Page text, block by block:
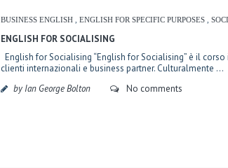
BUSINESS ENGLISH ENGLISH FOR SPECIFIC PURPOSES
ENGLISH FOR SOCIALISING
English for Socialising “English for Socialising” è il
clienti internazionali e business partner. Culturalmente ...
by Ian George Bolton
No comments